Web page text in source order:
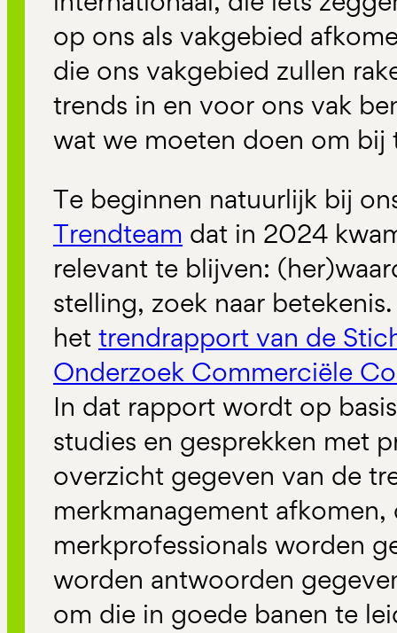
op ons als vakgebied
die ons vakgebied zullen
trends in en voor ons vak
wat we moeten doen om bij
Te beginnen natuurlijk bij
Trendteam dat in 2024
relevant te blijven:
stelling, zoek naar
het trendrapport van de
Onderzoek Commerciële
In dat rapport wordt op
studies en gesprekken met
overzicht gegeven van de
merkmanagement
merkprofessionals worden
worden antwoorden
om die in goede banen te